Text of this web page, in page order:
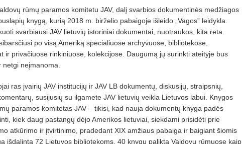
rūmų paramos komitetu JAV, dalį svarbios dokumentinės medžiagos
knygą, kurią 2018 m. birželio pabaigoje išleido „Vagos” leidykla.
svarbiausi JAV lietuvių istoriniai dokumentai, nuotraukos, kita reta
po visą Ameriką specialiuose archyvuose, bibliotekose,
ir privačiuose rinkiniuose, kolekcijose. Daugumą jų surinkti ateityje bus
neįmanoma.
ras įvairių JAV institucijų ir JAV LB dokumentų, diskusijų, straipsnių,
susijusių su ilgamete JAV lietuvių veikla Lietuvos labui. Knygos
paramos komitetas JAV – tikisi, kad nauja dokumentų knyga padės
kiek daug pastangų dėjo Amerikos lietuviai, siekdami prisidėti prie
atkūrimo ir įtvirtinimo, pradedant XIX amžiaus pabaiga ir baigiant šiomis
išdalinta 72 Lietuvos bibliotekoms, 40 knygų palikta Valdovų rūmuose kaip